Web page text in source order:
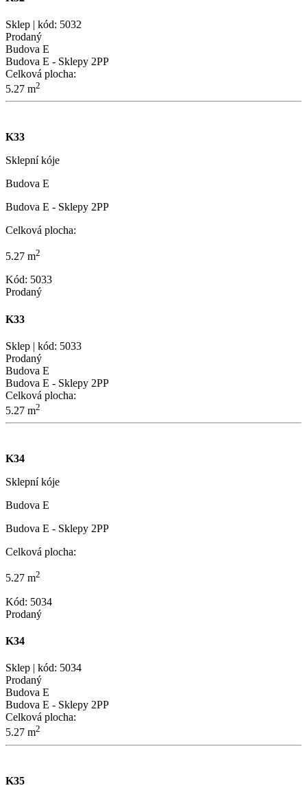
Sklep | kód: 5032
Prodaný
Budova E
Budova E - Sklepy 2PP
Celková plocha:
5.27 m2
K33
Sklepní kóje
Budova E
Budova E - Sklepy 2PP
Celková plocha:
5.27 m2
Kód: 5033
Prodaný
K33
Sklep | kód: 5033
Prodaný
Budova E
Budova E - Sklepy 2PP
Celková plocha:
5.27 m2
K34
Sklepní kóje
Budova E
Budova E - Sklepy 2PP
Celková plocha:
5.27 m2
Kód: 5034
Prodaný
K34
Sklep | kód: 5034
Prodaný
Budova E
Budova E - Sklepy 2PP
Celková plocha:
5.27 m2
K35